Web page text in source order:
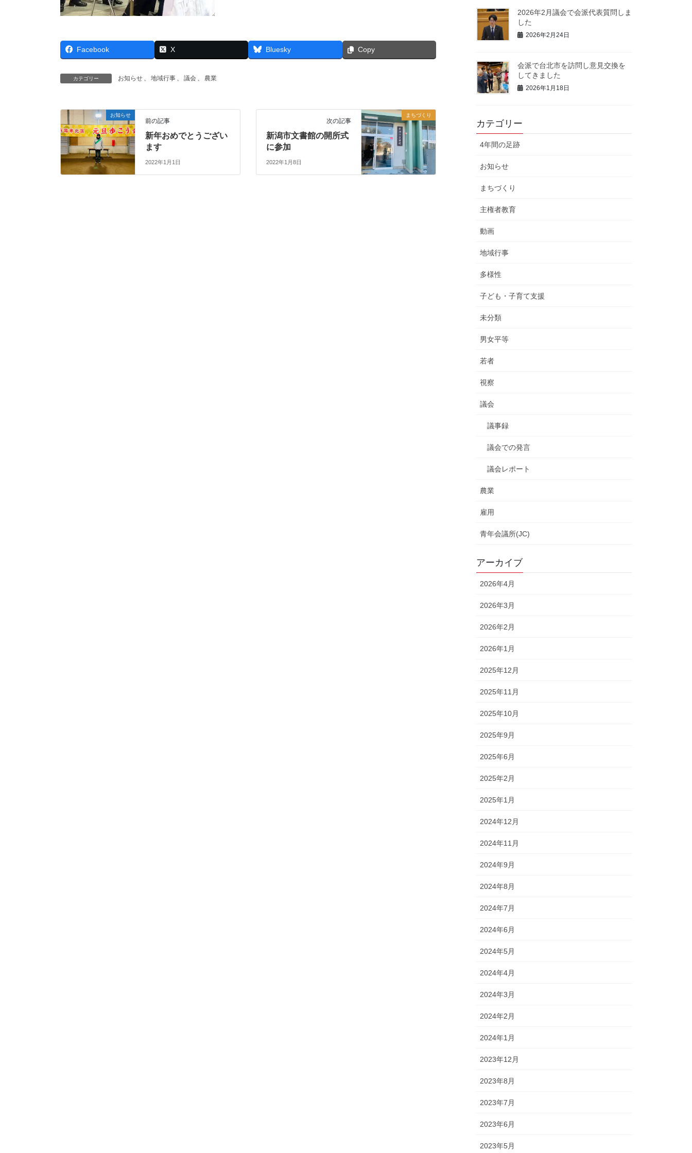
Facebook X Bluesky Copy
カテゴリー お知らせ 、 地域行事 、 議会 、 農業
お知らせ
前の記事
新年おめでとうござい
ます
2022年1月1日
まちづくり
次の記事
新潟市文書館の開所式
に参加
2022年1月8日
2026年2月議会で会派代表質問しま
した
2026年2月24日
会派で台北市を訪問し意見交換を
してきました
2026年1月18日
カテゴリー
4年間の足跡
お知らせ
まちづくり
主権者教育
動画
地域行事
多様性
子ども・子育て支援
未分類
男女平等
若者
視察
議会
議事録
議会での発言
議会レポート
農業
雇用
青年会議所(JC)
アーカイブ
2026年4月
2026年3月
2026年2月
2026年1月
2025年12月
2025年11月
2025年10月
2025年9月
2025年6月
2025年2月
2025年1月
2024年12月
2024年11月
2024年9月
2024年8月
2024年7月
2024年6月
2024年5月
2024年4月
2024年3月
2024年2月
2024年1月
2023年12月
2023年8月
2023年7月
2023年6月
2023年5月